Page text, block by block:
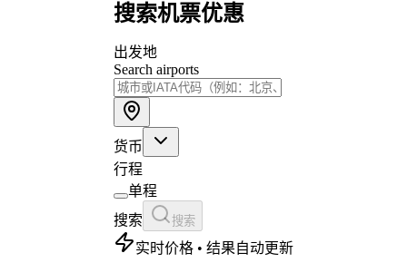
搜索机票优惠
出发地
Search airports
货币
行程
单程
搜索
搜索
实时价格 • 结果自动更新